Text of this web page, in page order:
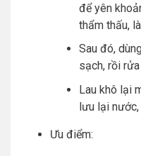
để yên
thẩm thấu,
Sau đó,
sạch, rồi
Lau khô lại
lưu lại
Ưu điểm: